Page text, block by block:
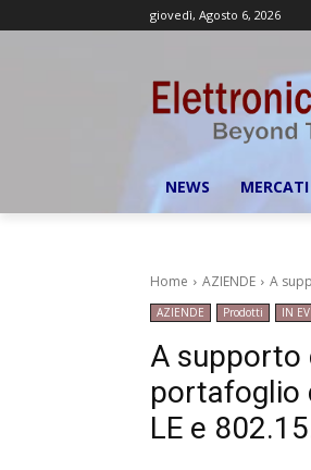
giovedì, Agosto 6, 2026
NEWS MERCATI
Home AZIENDE A
AZIENDE Prodotti IN
A supporto
portafoglio
LE e